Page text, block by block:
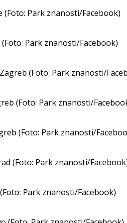
(Foto: Park znanosti/Facebook)
Park znanosti/Facebook)
(Foto: Park znanosti/
(Foto: Park znanosti/
(Foto: Park znanosti/
(Foto: Park znanosti/
Park znanosti/Facebook)